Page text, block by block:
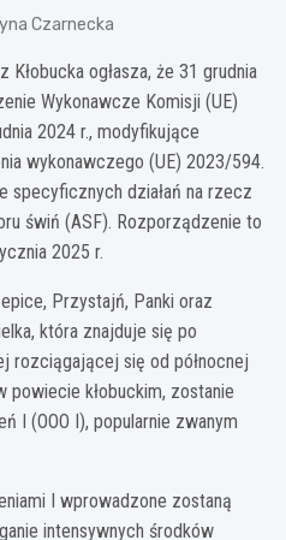
Czarnecka
ogłasza, że 31 grudnia
Wykonawcze Komisji (UE)
2024 r., modyfikujące
wykonawczego (UE) 2023/594.
specyficznych działań na rzecz
świń (ASF). Rozporządzenie to
2025 r.
Przystajń, Panki oraz
która znajduje się po
rozciągającej się od północnej
powiecie kłobuckim, zostanie
I (OOO I), popularnie zwanym
I wprowadzone zostaną
intensywnych środków